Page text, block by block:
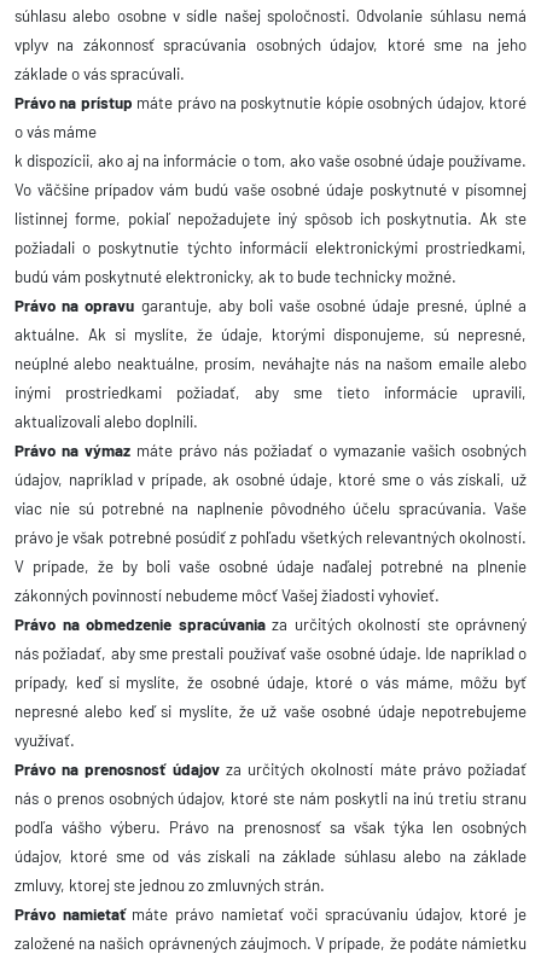
súhlasu alebo osobne v sídle našej spoločnosti. Odvolanie súhlasu nemá
vplyv na zákonnosť spracúvania osobných údajov, ktoré sme na jeho
základe o vás spracúvali.
Právo na prístup máte právo na poskytnutie kópie osobných údajov, ktoré
o vás máme
k dispozícii, ako aj na informácie o tom, ako vaše osobné údaje používame.
Vo väčšine prípadov vám budú vaše osobné údaje poskytnuté v písomnej
listinnej forme, pokiaľ nepožadujete iný spôsob ich poskytnutia. Ak ste
požiadali o poskytnutie týchto informácií elektronickými prostriedkami,
budú vám poskytnuté elektronicky, ak to bude technicky možné.
Právo na opravu garantuje, aby boli vaše osobné údaje presné, úplné a
aktuálne. Ak si myslíte, že údaje, ktorými disponujeme, sú nepresné,
neúplné alebo neaktuálne, prosím, neváhajte nás na našom emaile alebo
inými prostriedkami požiadať, aby sme tieto informácie upravili,
aktualizovali alebo doplnili.
Právo na výmaz máte právo nás požiadať o vymazanie vašich osobných
údajov, napríklad v prípade, ak osobné údaje, ktoré sme o vás získali, už
viac nie sú potrebné na naplnenie pôvodného účelu spracúvania. Vaše
právo je však potrebné posúdiť z pohľadu všetkých relevantných okolností.
V prípade, že by boli vaše osobné údaje naďalej potrebné na plnenie
zákonných povinností nebudeme môcť Vašej žiadosti vyhovieť.
Právo na obmedzenie spracúvaniaza určitých okolností ste oprávnený
nás požiadať, aby sme prestali používať vaše osobné údaje. Ide napríklad o
prípady, keď si myslíte, že osobné údaje, ktoré o vás máme, môžu byť
nepresné alebo keď si myslíte, že už vaše osobné údaje nepotrebujeme
využívať.
Právo na prenosnosť údajovza určitých okolností máte právo požiadať
nás o prenos osobných údajov, ktoré ste nám poskytli na inú tretiu stranu
podľa vášho výberu. Právo na prenosnosť sa však týka len osobných
údajov, ktoré sme od vás získali na základe súhlasu alebo na základe
zmluvy, ktorej ste jednou zo zmluvných strán.
Právo namietaťmáte právo namietať voči spracúvaniu údajov, ktoré je
založené na našich oprávnených záujmoch. V prípade, že podáte námietku